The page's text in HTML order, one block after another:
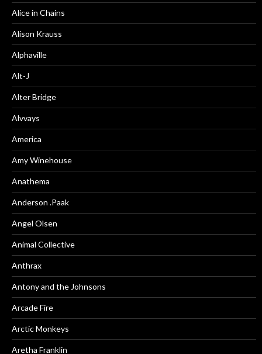
Alice in Chains
Alison Krauss
Alphaville
Alt-J
Alter Bridge
Alvvays
America
Amy Winehouse
Anathema
Anderson .Paak
Angel Olsen
Animal Collective
Anthrax
Antony and the Johnsons
Arcade Fire
Arctic Monkeys
Aretha Franklin